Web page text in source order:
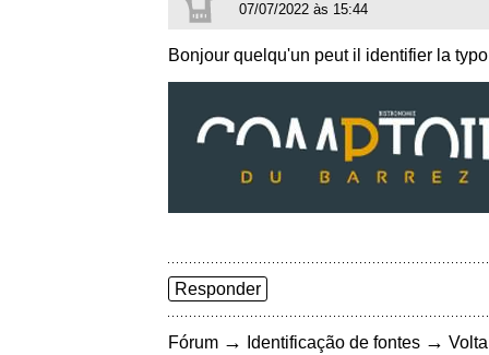
07/07/2022 às 15:44
Bonjour quelqu'un peut il identifier la
Responder
Fórum → Identificação de fontes →